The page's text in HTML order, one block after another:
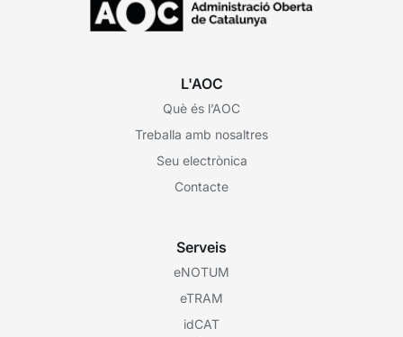
L'AOC
Què és l’AOC
Treballa amb nosaltres
Seu electrònica
Contacte
Serveis
eNOTUM
eTRAM
idCAT